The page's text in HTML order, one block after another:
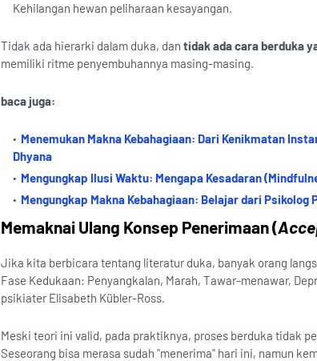
Kehilangan hewan peliharaan kesayangan.
Tidak ada hierarki dalam duka, dan tidak ada cara berduka
memiliki ritme penyembuhannya masing-masing.
baca juga:
Menemukan Makna Kebahagiaan: Dari Kenikmatan
Dhyana
Mengungkap Ilusi Waktu: Mengapa Kesadaran
Mengungkap Makna Kebahagiaan: Belajar dari Psikolog
Memaknai Ulang Konsep Penerimaan (
Jika kita berbicara tentang literatur duka, banyak orang
Fase Kedukaan: Penyangkalan, Marah, Tawar-menawar,
psikiater Elisabeth Kübler-Ross.
Meski teori ini valid, pada praktiknya, proses berduka tidak
Seseorang bisa merasa sudah "menerima" hari ini, namun